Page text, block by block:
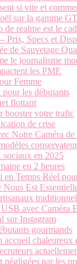
si vite et
sur la gamme
realme est le
Prix, Specs et
de Sauvetage
le journalisme
les PME
Femme
les débutants
flottant
booster votre trafic
de crise
Notre Caméra
sociaux en 2025
en 2 heures
Temps Réel
Est
avec
sur Instagram
gourmands
chaleureux
négligées par les